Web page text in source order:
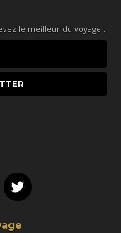
le meilleur du voyage :
Twitter